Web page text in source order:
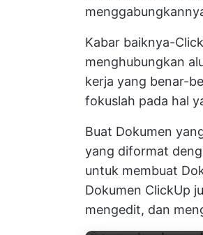
Kabar baiknya-
menghubungkan
kerja yang benar-
fokuslah pada hal
Buat Dokumen
yang diformat
untuk membuat
Dokumen ClickUp
mengedit, dan